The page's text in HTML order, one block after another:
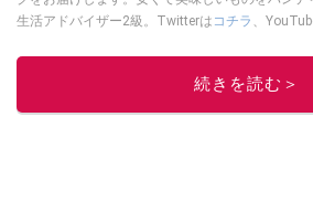
生活アドバイザー2級。Twitterは コチラ 、
このイチオ
続きを読む＞